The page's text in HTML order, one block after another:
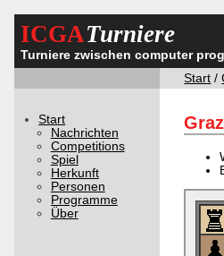
ICGATurniere
Turniere zwischen computer
Start /
Start
Nachrichten
Competitions
Spiel
Herkunft
Personen
Programme
Über